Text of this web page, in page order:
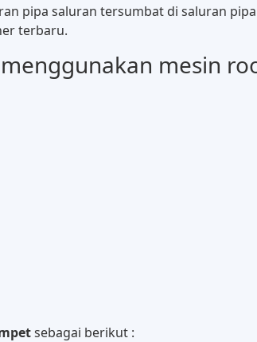
pipa saluran tersumbat di saluran
terbaru.
mesin
sebagai berikut :